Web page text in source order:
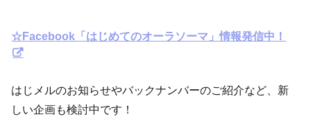
☆Facebook「はじめてのオーラソーマ」情報発信中！
はじメルのお知らせやバックナンバーのご紹介など、新
しい企画も検討中です！